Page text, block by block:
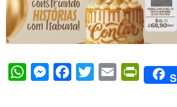
WhatsAppMessengerFacebook
Twitter Email